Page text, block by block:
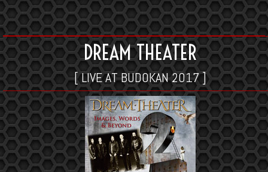
DREAM THEATER
[ LIVE AT BUDOKAN 2017 ]